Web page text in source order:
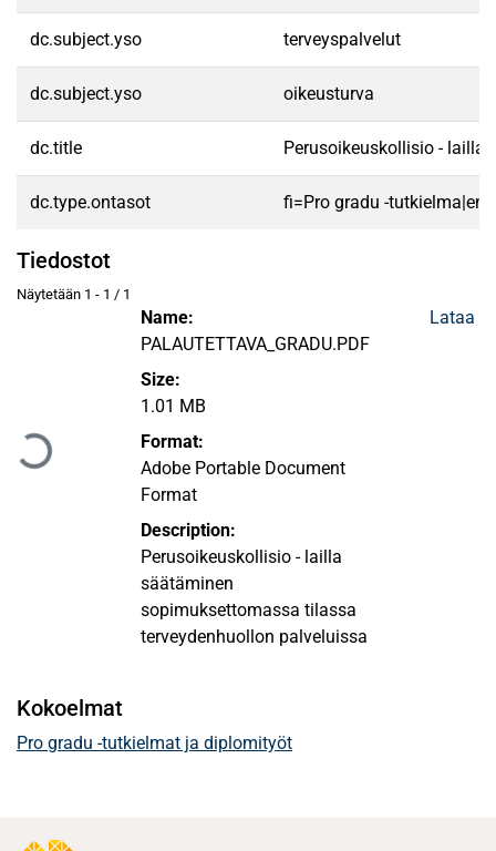
dc.subject.yso terveyspalvelut
dc.subject.yso oikeusturva
dc.title Perusoikeuskollisio - lailla
dc.type.ontasot fi=Pro gradu -
Tiedostot
Näytetään 1 - 1 / 1
Ladataan...
Name:
PALAUTETTAVA_GRADU.PDF
Size:
1.01 MB
Format:
Adobe Portable Document
Format
Description:
Perusoikeuskollisio - lailla
säätäminen
sopimuksettomassa tilassa
terveydenhuollon palveluissa
Lataa
Kokoelmat
Pro gradu -tutkielmat ja diplomityöt